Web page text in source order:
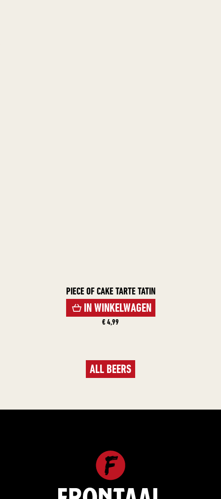
PIECE OF CAKE TARTE TATIN
IN WINKELWAGEN
€ 4,99
ALL BEERS